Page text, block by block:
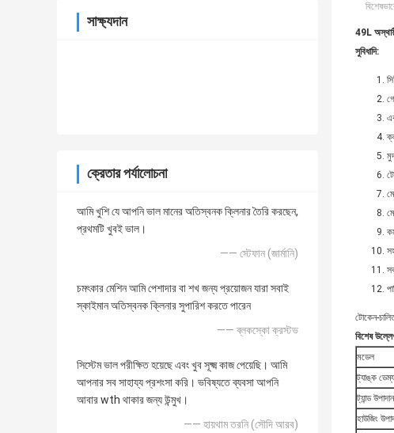
সাক্ষ্যদান
ক্রেতার পর্যালোচনা
আমি খুশি যে আপনি ভাল মানের অতিস্বনক ক্লিনার তৈরি করছেন,
প্রথমটি খুবই ভাল।
—— স্টেফান (জার্মানি)
চমৎকার মেশিন আমি পেশাদার বা শখ জন্য প্রয়োজন যারা সবাই
স্কাইমান অতিস্বনক ক্লিনার সুপারিশ করতে পারেন
—— ব্লকস্কো ক্রস্টভ
সিস্টেম ভাল পরীক্ষিত হয়েছে এবং খুব সূক্ষ্ম কাজ পেয়েছি। আমি
আপনার সব সাহায্য প্রশংসা করি। ভবিষ্যতে ব্যবসা আপনি
আবার wth থাকার জন্য উন্মুখ।
—— হায়থাম তরনি (সৌদি আরব)
49L
সুবিধাদি:
টোকেন-
বিশেষ
মডেল
ট্যাঙ্ক
ট্যান্ড উপাদান
হাউজিং